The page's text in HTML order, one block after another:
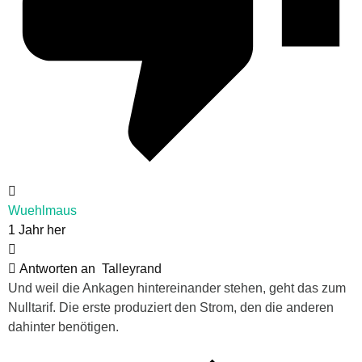
Wuehlmaus
1 Jahr her
Antworten an Talleyrand
Und weil die Ankagen hintereinander stehen, geht das zum
Nulltarif. Die erste produziert den Strom, den die anderen
dahinter benötigen.